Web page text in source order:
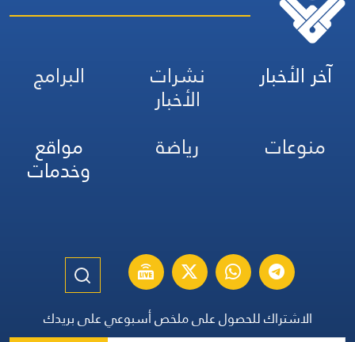
آخر الأخبار نشرات
الأخبار
البرامج
منوعات
رياضة مواقع
وخدمات
الاشتراك للحصول على ملخص أسبوعي على بريدك